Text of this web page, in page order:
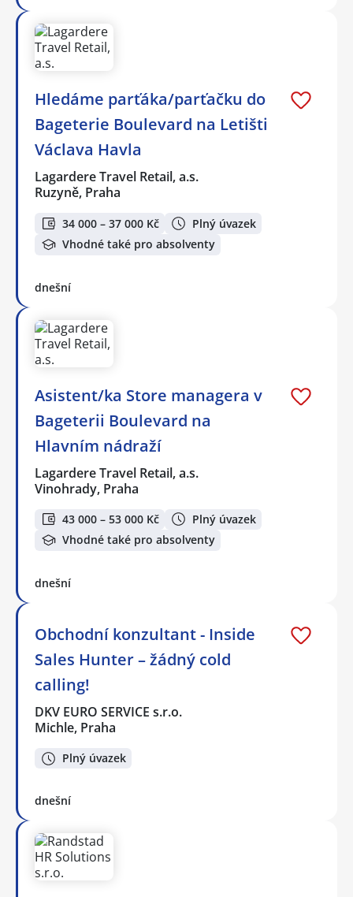
Hledáme parťáka/parťačku do
Bageterie Boulevard na Letišti
Václava Havla
Lagardere Travel Retail, a.s.
Ruzyně, Praha
34 000 – 37 000 Kč
Plný úvazek
Vhodné také pro absolventy
dnešní
Asistent/ka Store managera v
Bageterii Boulevard na
Hlavním nádraží
Lagardere Travel Retail, a.s.
Vinohrady, Praha
43 000 – 53 000 Kč
Plný úvazek
Vhodné také pro absolventy
dnešní
Obchodní konzultant - Inside
Sales Hunter – žádný cold
calling!
DKV EURO SERVICE s.r.o.
Michle, Praha
Plný úvazek
dnešní